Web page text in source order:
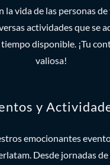
la vida de las personas
actividades que se
disponible. ¡Tu
valiosa!
y
emocionantes
Desde jornadas